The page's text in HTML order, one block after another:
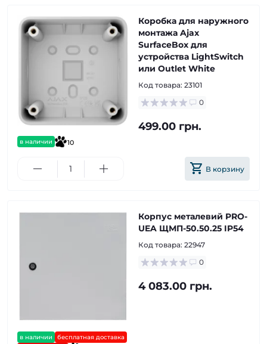
в наличии 10
Коробка для наружного
монтажа Ajax
SurfaceBox для
устройства LightSwitch
или Outlet White
Код товара: 23101
0
499.00 грн.
В корзину
в наличии
бесплатная доставка
Корпус металевий PRO-
UEA ЩМП-50.50.25 IP54
Код товара: 22947
0
4 083.00 грн.